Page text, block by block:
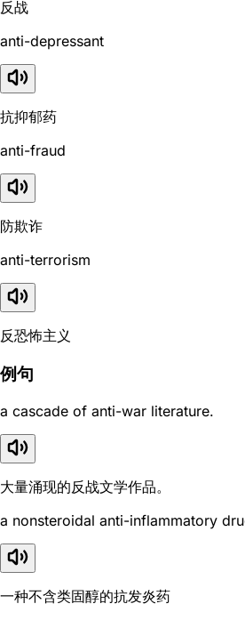
反战
anti-depressant
抗抑郁药
anti-fraud
防欺诈
anti-terrorism
反恐怖主义
例句
a cascade of anti-war literature.
大量涌现的反战文学作品。
a nonsteroidal anti-inflammatory
一种不含类固醇的抗发炎药